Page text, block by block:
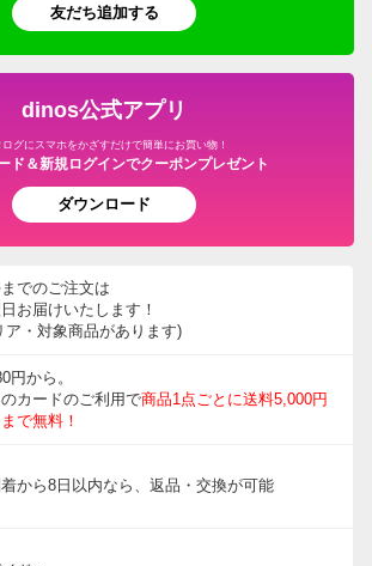
友だち追加する
dinos公式アプリ
ログにスマホをかざすだけで簡単にお買い物！
ド＆新規ログインでクーポンプレゼント
ダウンロード
でのご注文は
お届けいたします！
ア・対象商品があります)
円から。
カードのご利用で商品1点ごとに送料5,000円
で無料！
から8日以内なら、返品・交換が可能